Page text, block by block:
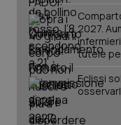
2027.
tutele
Eclissi
PHPSESSID